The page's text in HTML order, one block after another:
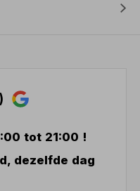
)
tot 21:00 !
dezelfde dag